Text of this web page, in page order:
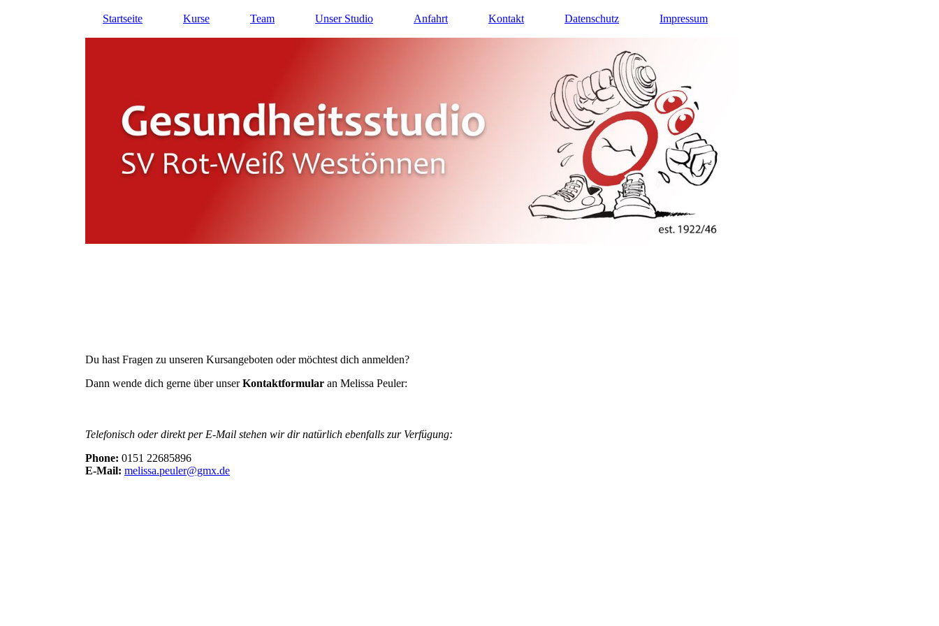
Startseite Kurse Team Unser Studio Anfahrt Kontakt Datenschutz Impressum
Du hast Fragen zu unseren Kursangeboten oder möchtest dich anmelden?
Dann wende dich gerne über unserKontaktformular an Melissa Peuler:
Telefonisch oder direkt per E-Mail stehen wir dir natürlich ebenfalls zur Verfügung:
Phone: 0151 22685896
E-Mail: melissa.peuler@gmx.de